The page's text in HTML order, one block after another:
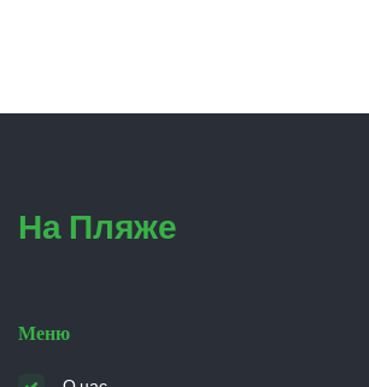
На Пляже
Меню